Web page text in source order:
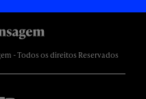
- Todos os direitos Reservados